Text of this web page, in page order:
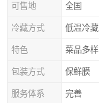
可售地 全国
冷藏方式 低温冷藏
特色 菜品多样
包装方式 保鲜膜
服务体系 完善